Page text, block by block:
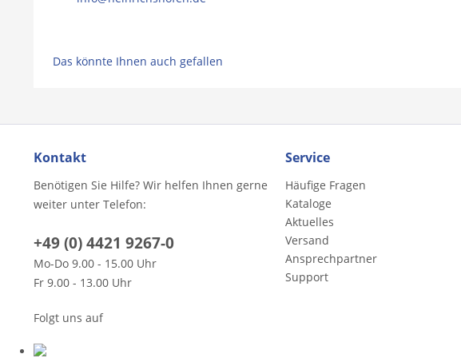
Das könnte Ihnen auch gefallen
Kontakt
Benötigen Sie Hilfe? Wir helfen Ihnen gerne
weiter unter Telefon:
+49 (0) 4421 9267-0
Mo-Do 9.00 - 15.00 Uhr
Fr 9.00 - 13.00 Uhr
Folgt uns auf
Service
Häufige Fragen
Kataloge
Aktuelles
Versand
Ansprechpartner
Support